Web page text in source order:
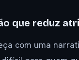
que reduz
com uma